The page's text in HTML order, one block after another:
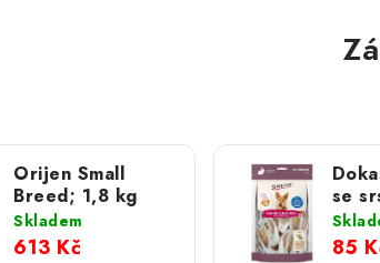
Orijen Small
Breed; 1,8 kg
Skladem
613 Kč
se
100
85